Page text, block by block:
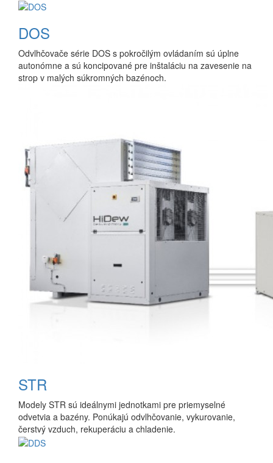
DOS
Odvlhčovače série DOS s pokročilým ovládaním sú úplne
autonómne a sú koncipované pre inštaláciu na zavesenie na
strop v malých súkromných bazénoch.
STR
Modely STR sú ideálnymi jednotkami pre priemyselné
odvetvia a bazény. Ponúkajú odvlhčovanie, vykurovanie,
čerstvý vzduch, rekuperáciu a chladenie.